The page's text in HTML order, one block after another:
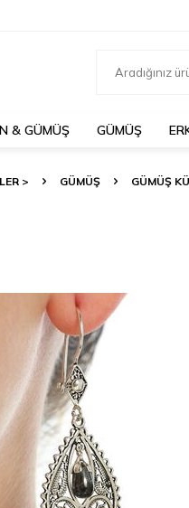
& GÜMÜŞ GÜMÜŞ
> GÜMÜŞ GÜMÜŞ